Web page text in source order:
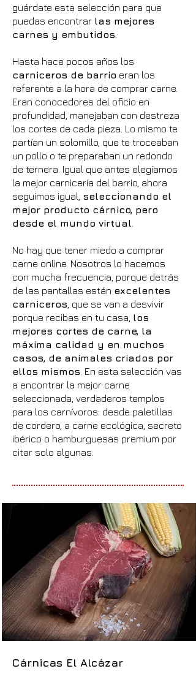
guárdate esta selección para que
puedas encontrar las mejores
carnes y embutidos
Hasta hace pocos años los
carniceros de barrio eran los
referente a la hora de comprar carne.
Eran conocedores del oficio en
profundidad, manejaban con destreza
los cortes de cada pieza. Lo mismo te
partían un solomillo, que te troceaban
un pollo o te preparaban un redondo
de ternera. Igual que antes elegíamos
la mejor carnicería del barrio, ahora
seguimos igual, seleccionando el
mejor producto cárnico, pero
desde el mundo virtual
No hay que tener miedo a comprar
carne online. Nosotros lo hacemos
con mucha frecuencia, porque detrás
de las pantallas están excelentes
carniceros , que se van a desvivir
porque recibas en tu casa, los
mejores cortes de carne, la
máxima calidad y en muchos
casos, de animales criados por
ellos mismos . En esta selección vas
a encontrar la mejor carne
seleccionada, verdaderos templos
para los carnívoros: desde paletillas
de cordero, a carne ecológica, secreto
ibérico o hamburguesas premium por
citar solo algunas.
Cárnicas El Alcázar